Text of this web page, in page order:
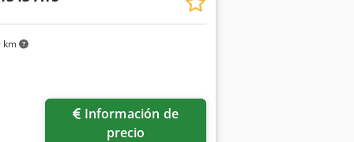
de pulido / abrillantado •
delantera y trasera • Estado: Muy
del vendedor) • Contador de
procesados (lectura del
solo turno
km
precio